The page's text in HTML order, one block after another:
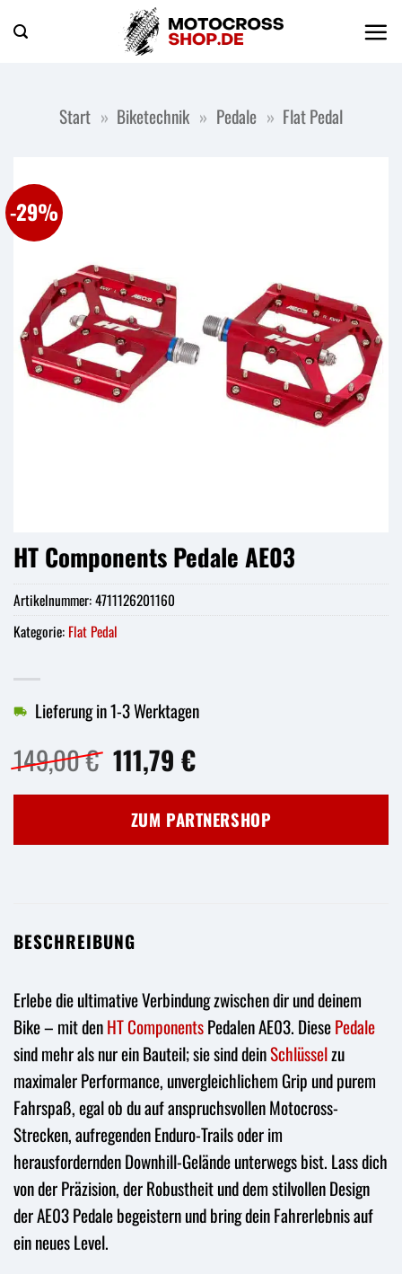
Inhalt
Start » Biketechnik » Pedale » Flat Pedal
-29%
HT Components Pedale AE03
149,00€ Ursprünglicher
Preis
war:
149,00 €
111,79 €Aktueller
ist:
111,79 €.
Lieferung in 1-3 Werktagen
ZUM PARTNERSHOP
Artikelnummer:4711126201160
Kategorie: Flat Pedal
BESCHREIBUNG
Erlebe die ultimative Verbindung zwischen dir und deinem
Bike – mit denHT ComponentsPedalen AE03. DiesePedale
sind mehr als nur ein Bauteil; sie sind deinSchlüsselzu
maximaler Performance, unvergleichlichem Grip und purem
Fahrspaß, egal ob du auf anspruchsvollen Motocross-
Strecken, aufregenden Enduro-Trails oder im
herausfordernden Downhill-Gelände unterwegs bist. Lass dich
von der Präzision, der Robustheit und dem stilvollen Design
der AE03 Pedale begeistern und bring dein Fahrerlebnis auf
ein neues Level.